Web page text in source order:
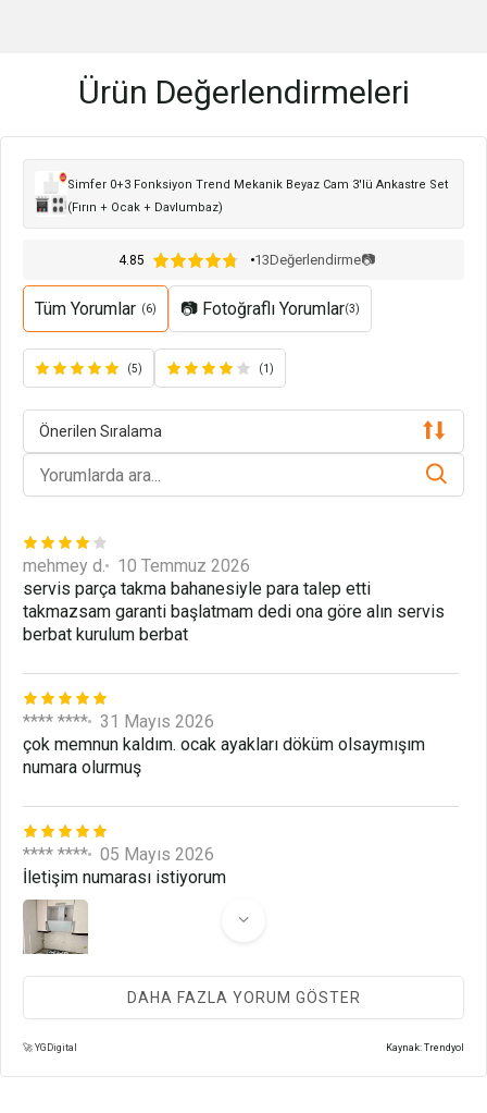
Ürün Değerlendirmeleri
Simfer 0+3 Fonksiyon Trend Mekanik Beyaz Cam 3'lü Ankastre Set
(Fırın + Ocak + Davlumbaz)
4.85 13Değerlendirme📷
Tüm Yorumlar (6) 📷 Fotoğraflı Yorumlar(3)
(5) (1)
Önerilen Sıralama
mehmey d.
10 Temmuz 2026
servis parça takma bahanesiyle para talep etti
takmazsam garanti başlatmam dedi ona göre alın servis
berbat kurulum berbat
**** **** 31 Mayıs 2026
çok memnun kaldım. ocak ayakları döküm olsaymışım
numara olurmuş
**** **** 05 Mayıs 2026
İletişim numarası istiyorum
E** M**
Beğenerek kullanıyoruz
DAHA FAZLA YORUM GÖSTER
🚀 YGDigital Kaynak: Trendyol